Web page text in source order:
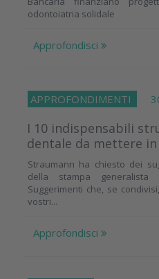
odontoiatria solidale
Approfondisci
APPROFONDIMENTI
I 10 indispensabili
dentale da mettere
Straumann ha chiesto dei
della stampa
Suggerimenti che, se
vostri...
Approfondisci